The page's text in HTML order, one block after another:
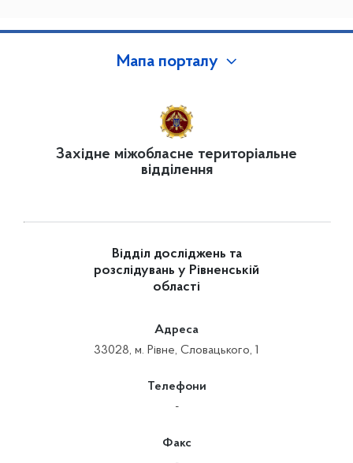
Мапа порталу
Західне міжобласне територіальне
відділення
Відділ досліджень та
розслідувань у Рівненській
області
Адреса
33028, м. Рівне, Словацького, 1
Телефони
-
Факс